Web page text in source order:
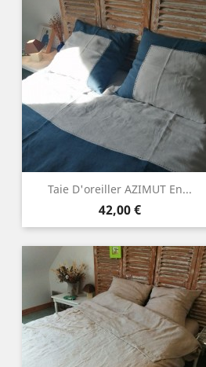
Taie D'oreiller AZIMUT En...
Prix
42,00 €